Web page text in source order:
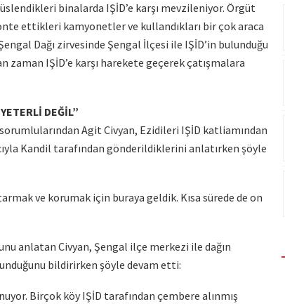
binalarda IŞİD’e karşı mevzileniyor. Örgüt
ettikleri kamyonetler ve kullandıkları bir çok araca
Dağı zirvesinde Şengal İlçesi ile IŞİD’in bulunduğu
IŞİD’e karşı harekete geçerek çatışmalara
DEĞİL”
Agit Civyan, Ezidileri IŞİD katliamından
Kandil tarafından gönderildiklerini anlatırken şöyle
ve korumak için buraya geldik. Kısa sürede de on
anlatan Civyan, Şengal ilçe merkezi ile dağın
bildirirken şöyle devam etti:
Birçok köy IŞİD tarafından çembere alınmış